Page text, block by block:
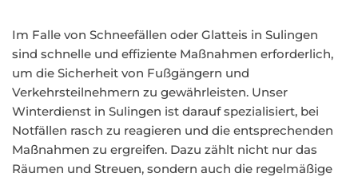
Im Falle von Schneefällen oder Glatteis in Sulingen
sind schnelle und effiziente Maßnahmen erforderlich,
um die Sicherheit von Fußgängern und
Verkehrsteilnehmern zu gewährleisten. Unser
Winterdienst in Sulingen ist darauf spezialisiert, bei
Notfällen rasch zu reagieren und die entsprechenden
Maßnahmen zu ergreifen. Dazu zählt nicht nur das
Räumen und Streuen, sondern auch die regelmäßige